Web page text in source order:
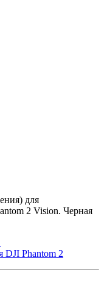
для
2 Vision. Черная
DJI Phantom 2